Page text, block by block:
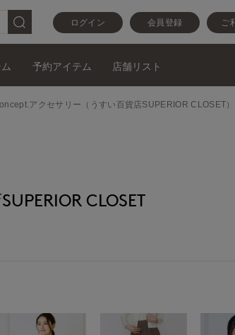
ログイン 会員登録 ご
予約アイテム 店舗リスト
アクセサリー（うすい百貨店SUPERIOR CLOSET）
CLOSET